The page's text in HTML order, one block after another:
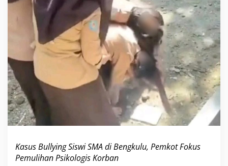
B
e
n
g
k
u
l
,
P
e
m
k
o
o
Kasus Bullying Siswi SMA di Bengkulu, Pemkot Fokus
Pemulihan Psikologis Korban